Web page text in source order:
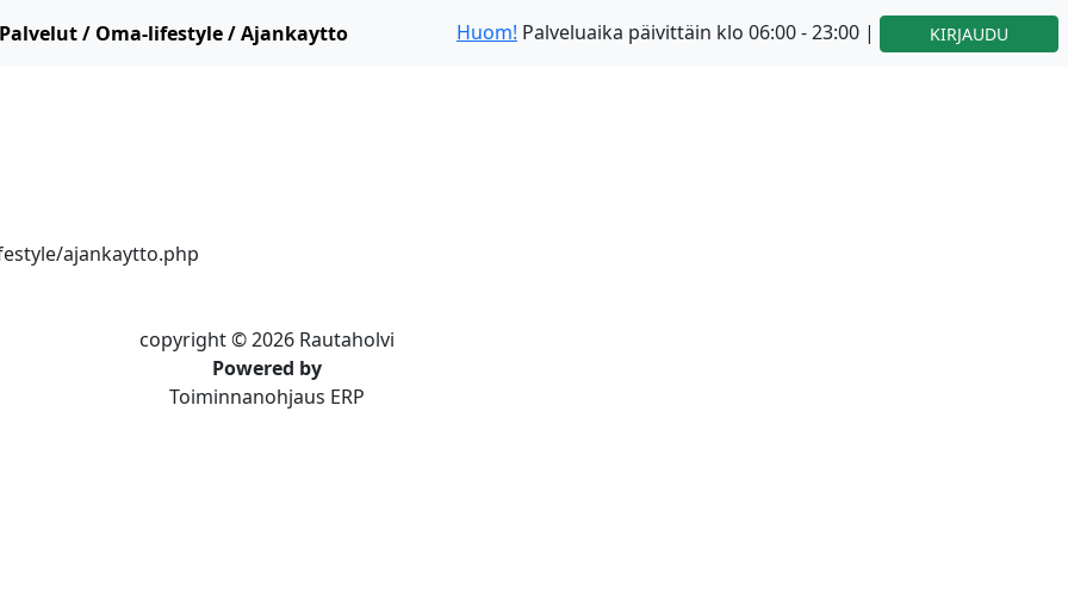
Palvelut / Oma-lifestyle / Ajankaytto Huom! Palveluaika päivittäin klo 06:00 - 23:00 | KIRJAUDU
ajankaytto.php
copyright © 2026 Rautaholvi
Powered by
Toiminnanohjaus ERP